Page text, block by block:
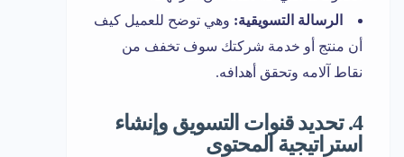
الرسالة التسويقية: وهي توضح للعميل كيف
أن منتج أو خدمة شركتك سوف تخفف من
نقاط آلامه وتحقق أهدافه.
4. تحديد قنوات التسويق وإنشاء
استراتيجية المحتوى